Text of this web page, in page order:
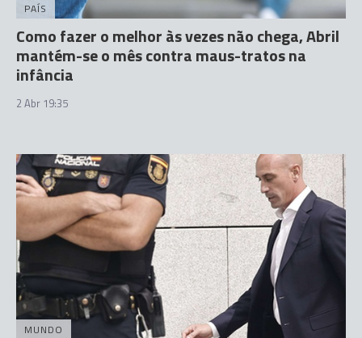
PAÍS
Como fazer o melhor às vezes não chega, Abril
mantém-se o mês contra maus-tratos na
infância
2 Abr 19:35
MUNDO